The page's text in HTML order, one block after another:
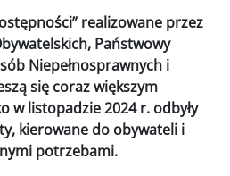
realizowane przez
Państwowy
Niepełnosprawnych i
się coraz większym
w listopadzie 2024 r. odbyły
kierowane do obywateli i
potrzebami.